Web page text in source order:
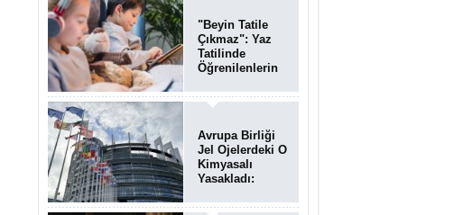
"Beyin Tatile
Çıkmaz": Yaz
Tatilinde
Öğrenilenlerin
Unutulabiliyor
Avrupa Birliği
Jel Ojelerdeki O
Kimyasalı
Yasakladı:
Riski Uyarısı